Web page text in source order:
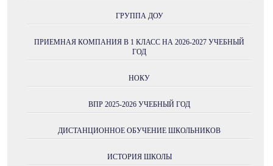
ГРУППА ДОУ
ПРИЕМНАЯ КОМПАНИЯ В 1 КЛАСС НА 2026-2027 УЧЕБНЫЙ
ГОД
НОКУ
ВПР 2025-2026 УЧЕБНЫЙ ГОД
ДИСТАНЦИОННОЕ ОБУЧЕНИЕ ШКОЛЬНИКОВ
ИСТОРИЯ ШКОЛЫ